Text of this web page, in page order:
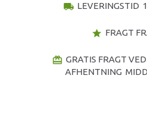
local_shipping LEVERINGSTID
star FRAGT
redeem GRATIS FRAGT
AFHENTNING